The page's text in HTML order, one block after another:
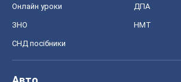
Онлайн уроки ДПА
ЗНО НМТ
СНД посібники